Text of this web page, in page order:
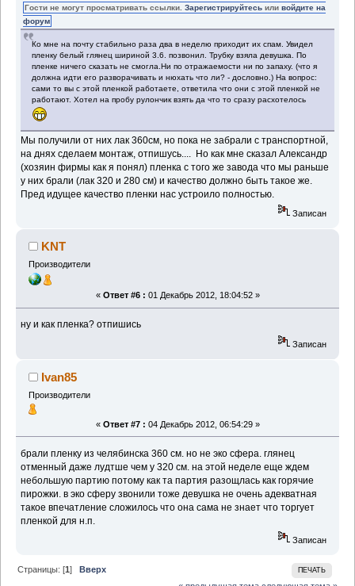
Гости не могут просматривать ссылки.Зарегистрируйтесь иливойдите на
форум
Ко мне на почту стабильно раза два в неделю приходит их спам. Увидел
пленку белый глянец шириной 3.6. позвонил. Трубку взяла девушка. По
пленке ничего сказать не смогла.Ни по отражаемости ни по запаху. (что я
должна идти его разворачивать и нюхать что ли? - дословно.) На вопрос:
сами то вы с этой пленкой работаете, ответила что они с этой пленкой не
работают. Хотел на пробу рулончик взять да что то сразу расхотелось
Мы получили от них лак 360см, но пока не забрали с транспортной,
на днях сделаем монтаж, отпишусь.... Но как мне сказал Александр
(хозяин фирмы как я понял) пленка с того же завода что мы раньше
у них брали (лак 320 и 280 см) и качество должно быть такое же.
Пред идущее качество пленки нас устроило полностью.
Записан
KNT
Производители
« Ответ #6 : 01 Декабрь 2012, 18:04:52 »
ну и как пленка? отпишись
Записан
Ivan85
Производители
« Ответ #7 : 04 Декабрь 2012, 06:54:29 »
брали пленку из челябинска 360 см. но не эко сфера. глянец
отменный даже лудтше чем у 320 см. на этой неделе еще ждем
небольшую партию потому как та партия разощлась как горячие
пирожки. в эко сферу звонили тоже девушка не очень адекватная
такое впечатление сложилось что она сама не знает что торгует
пленкой для н.п.
Записан
ПЕЧАТЬ
Страницы: [1]Вверх